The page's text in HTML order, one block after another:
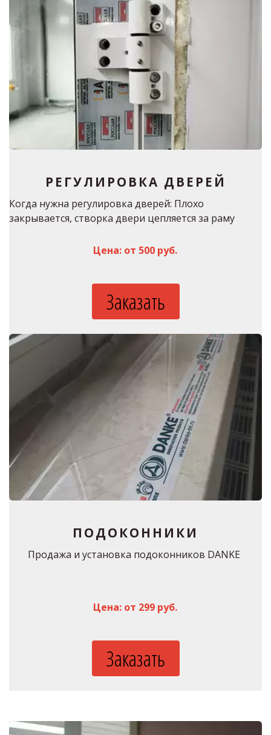
РЕГУЛИРОВКА ДВЕРЕЙ
Когда нужна регулировка дверей: Плохо
закрывается, створка двери цепляется за раму
Цена: от 500 руб.
Заказать
ПОДОКОННИКИ
Продажа и установка подоконников DANKE
Цена: от 299 руб.
Заказать